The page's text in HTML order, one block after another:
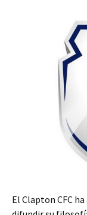
El Clapton CFC